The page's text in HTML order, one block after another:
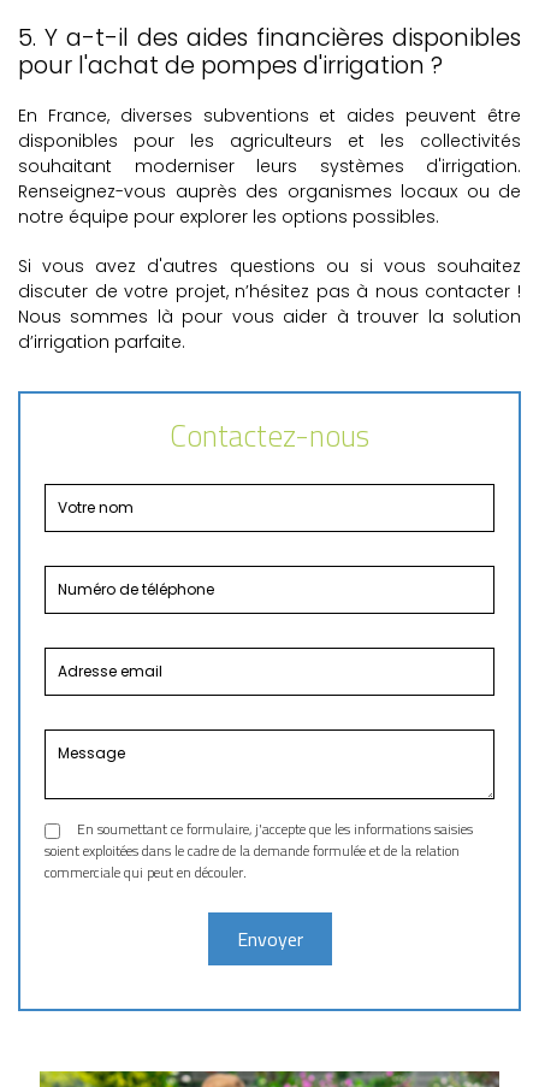
5. Y a-t-il des aides financières disponibles
pour l'achat de pompes d'irrigation ?
En France, diverses subventions et aides peuvent être
disponibles pour les agriculteurs et les collectivités
souhaitant moderniser leurs systèmes d'irrigation.
Renseignez-vous auprès des organismes locaux ou de
notre équipe pour explorer les options possibles.
Si vous avez d'autres questions ou si vous souhaitez
discuter de votre projet, n’hésitez pas à nous contacter !
Nous sommes là pour vous aider à trouver la solution
d’irrigation parfaite.
Contactez-nous
En soumettant ce formulaire, j'accepte que les informations saisies
soient exploitées dans le cadre de la demande formulée et de la relation
commerciale qui peut en découler.